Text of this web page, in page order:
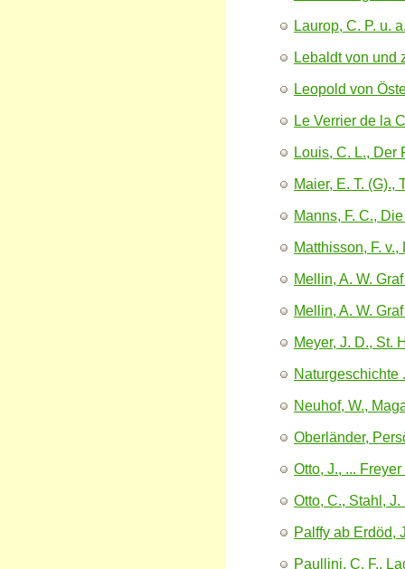
Laurop, C. P. u.
Lebaldt von und
Leopold von
Le Verrier de la
Louis, C. L., Der
Maier, E. T. (G).,
Manns, F. C.,
Matthisson, F.
Mellin, A. W.
Mellin, A. W.
Meyer, J. D., St.
Naturgeschichte
Neuhof, W.,
Oberländer,
Otto, J., ...
Otto, C., Stahl,
Palffy ab Erdöd,
Paullini, C. F.,